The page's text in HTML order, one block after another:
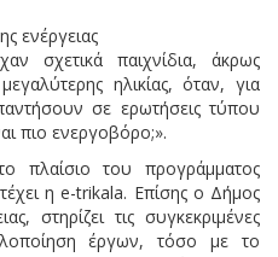
ενέργειας
σχετικά παιχνίδια, άκρως
ηλικίας, όταν, για
σε ερωτήσεις τύπου
πιο ενεργοβόρο;».
πλαίσιο του προγράμματος
η e-trikala. Επίσης ο Δήμος
στηρίζει τις συγκεκριμένες
έργων, τόσο με το